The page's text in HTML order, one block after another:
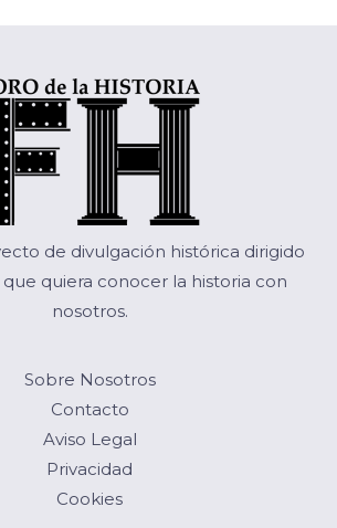
de divulgación histórica dirigido
quiera conocer la historia con
nosotros.
Sobre Nosotros
Contacto
Aviso Legal
Privacidad
Cookies